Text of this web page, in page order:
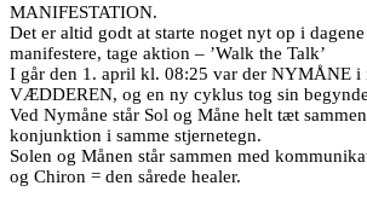
MANIFESTATION.
Det er altid godt at starte noget nyt op i
manifestere, tage aktion – ’Walk the Talk’
I går den 1. april kl. 08:25 var der NYMÅNE i
VÆDDEREN, og en ny cyklus tog sin
Ved Nymåne står Sol og Måne helt tæt
konjunktion i samme stjernetegn.
Solen og Månen står sammen med
og Chiron = den sårede healer.